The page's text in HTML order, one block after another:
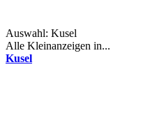
Auswahl: Kusel
Alle Kleinanzeigen in...
Kusel